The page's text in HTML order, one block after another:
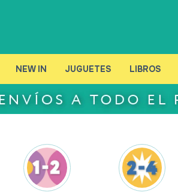
NEW IN JUGUETES LIBROS